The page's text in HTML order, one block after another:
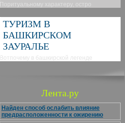
Поритуальному характеру, остро
ТУРИЗМ В
БАШКИРСКОМ
ЗАУРАЛЬЕ
Вотпочему в башкирской легенде
Лента.ру
Найден способ ослабить влияние
предрасположенности к ожирению